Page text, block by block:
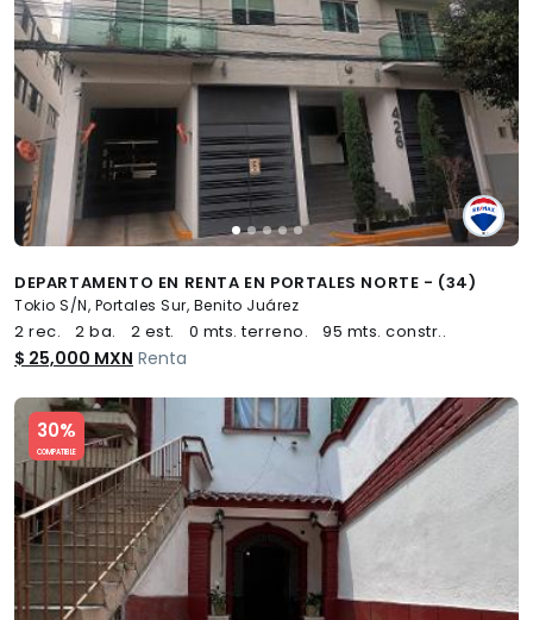
DEPARTAMENTO EN RENTA EN PORTALES NORTE - (34)
Tokio S/N, Portales Sur, Benito Juárez
2 rec. 2 ba. 2 est. 0 mts. terreno. 95 mts. constr..
$ 25,000 MXN Renta
30%
COMPATIBLE
Slide 1 of 5